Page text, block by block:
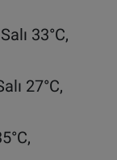
33°C,
27°C,